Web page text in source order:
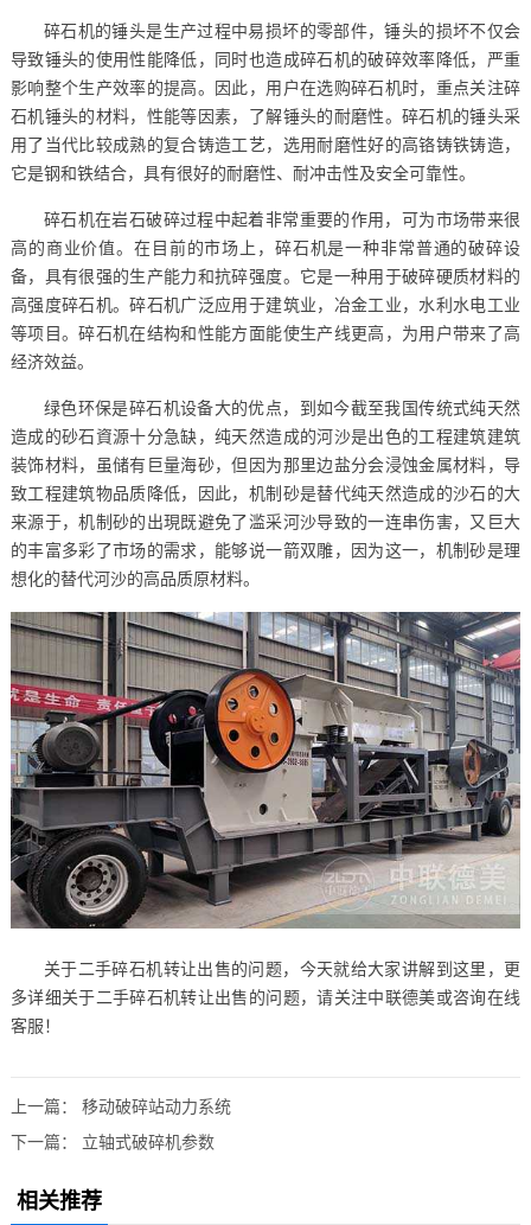
碎石机的锤头是生产过程中易损坏的零部件，锤头的损坏不仅会
导致锤头的使用性能降低，同时也造成碎石机的破碎效率降低，严重
影响整个生产效率的提高。因此，用户在选购碎石机时，重点关注碎
石机锤头的材料，性能等因素，了解锤头的耐磨性。碎石机的锤头采
用了当代比较成熟的复合铸造工艺，选用耐磨性好的高铬铸铁铸造，
它是钢和铁结合，具有很好的耐磨性、耐冲击性及安全可靠性。
碎石机在岩石破碎过程中起着非常重要的作用，可为市场带来很
高的商业价值。在目前的市场上，碎石机是一种非常普通的破碎设
备，具有很强的生产能力和抗碎强度。它是一种用于破碎硬质材料的
高强度碎石机。碎石机广泛应用于建筑业，冶金工业，水利水电工业
等项目。碎石机在结构和性能方面能使生产线更高，为用户带来了高
经济效益。
绿色环保是碎石机设备大的优点，到如今截至我国传统式纯天然
造成的砂石資源十分急缺，纯天然造成的河沙是出色的工程建筑建筑
装饰材料，虽储有巨量海砂，但因为那里边盐分会浸蚀金属材料，导
致工程建筑物品质降低，因此，机制砂是替代纯天然造成的沙石的大
来源于，机制砂的出現既避免了滥采河沙导致的一连串伤害，又巨大
的丰富多彩了市场的需求，能够说一箭双雕，因为这一，机制砂是理
想化的替代河沙的高品质原材料。
关于二手碎石机转让出售的问题，今天就给大家讲解到这里，更
多详细关于二手碎石机转让出售的问题，请关注中联德美或咨询在线
客服！
上一篇： 移动破碎站动力系统
下一篇： 立轴式破碎机参数
相关推荐